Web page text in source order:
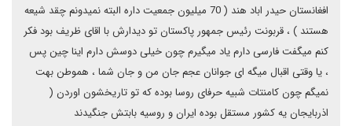
افغانستان حیدر اباد هند ( 70 میلیون جمعیت داره البته نمیدونم چقد شیعه
هستند ) ، قربونت رئیس جمهور پاکستان تو دیدارش با اقای ظریف بود فکر
کنم میگفت فارسی دارم یاد میگیرم چون خیلی دوسش دارم اینا چین پس
، یا وقتی اقبال میگه ای جوانان عجم جان من و جان شما ، هموطن بهت
نمیگم چون کامنتات شبیه حرفای روسا بوده که تو تاریخشون اوردن (
اذربایجان یه کشور مستقل بوده ایران و روسیه بابتش جنگیدند